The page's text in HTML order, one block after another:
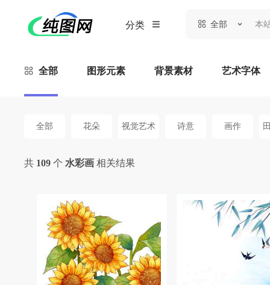
分类 全部
全部 图形元素 背景素材 艺术字体
全部 花朵 视觉艺术 诗意 画作
共 109 个 水彩画 相关结果